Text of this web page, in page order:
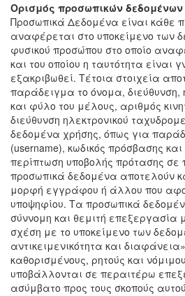
Ορισμός προσωπικών δεδομένων
Προσωπικά Δεδομένα είναι κάθε
αναφέρεται στο υποκείμενο των
φυσικού προσώπου στο οποίο
και του οποίου η ταυτότητα είναι
εξακριβωθεί. Τέτοια στοιχεία
παράδειγμα το όνομα, διεύθυνση,
και φύλο του μέλους, αριθμός
διεύθυνση ηλεκτρονικού
δεδομένα χρήσης, όπως για
(username), κωδικός πρόσβασης και
περίπτωση υποβολής πρότασης σε
προσωπικά δεδομένα αποτελούν
μορφή εγγράφου ή άλλου που
υποψηφίου. Τα προσωπικά
σύννομη και θεμιτή επεξεργασία
σχέση με το υποκείμενο των
αντικειμενικότητα και
καθορισμένους, ρητούς και
υποβάλλονται σε περαιτέρω
ασύμβατο προς τους σκοπούς